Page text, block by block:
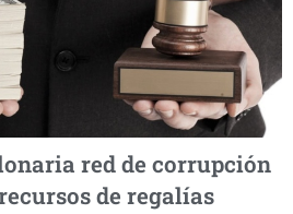
red de corrupción
de regalías